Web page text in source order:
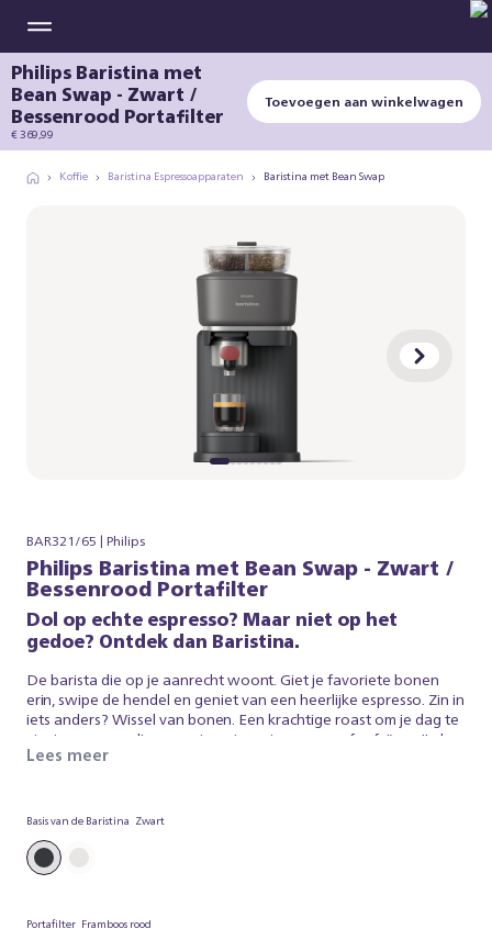
Philips Baristina met
Bean Swap - Zwart /
Bessenrood Portafilter
€ 369,99
Toevoegen aan winkelwagen
Koffie Baristina Espressoapparaten Baristina met Bean Swap
BAR321/65 | Philips
Philips Baristina met Bean Swap - Zwart /
Bessenrood Portafilter
Dol op echte espresso? Maar niet op het
gedoe? Ontdek dan Baristina.
De barista die op je aanrecht woont. Giet je favoriete bonen
erin, swipe de hendel en geniet van een heerlijke espresso. Zin in
iets anders? Wissel van bonen. Een krachtige roast om je dag te
starten, een medium roast om te ontspannen, of cafeïnevrij als
dat jouw ding is. Dankzij onze dubbele bonencontainer kun je
van een heerlijk, vers gebrouwen koffie. Dus swipe de hendel -
en maak je klaar voor echte espresso. Zonder gedoe.
Lees meer
Basis van de Baristina Zwart
Portafilter Framboos rood